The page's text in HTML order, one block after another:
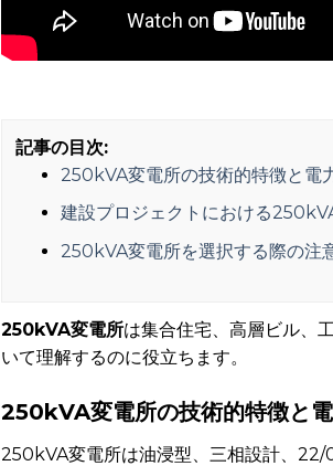
記事の目次:
250kVA変電所の技術的特徴と電
建設プロジェクトにおける
250kVA変電所を選択する際の注
250kVA変電所は集合住宅、高層ビル、
いて理解するのに役立ちます。
250kVA変電所の技術的特徴と
250kVA変電所は油浸型、三相設計、